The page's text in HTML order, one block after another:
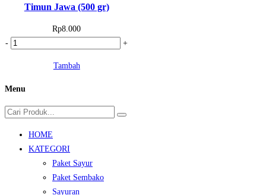
Timun Jawa (500 gr)
Rp8.000
- Kuantitas
(500
+
Tambah
Menu
HOME
KATEGORI
Paket Sayur
Paket Sembako
Sayuran